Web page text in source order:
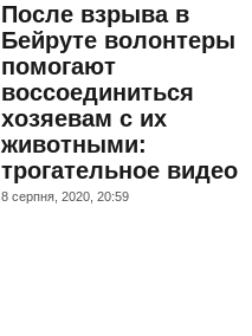
После взрыва в
Бейруте волонтеры
помогают
воссоединиться
хозяевам с их
животными:
трогательное видео
8 серпня, 2020, 20:59